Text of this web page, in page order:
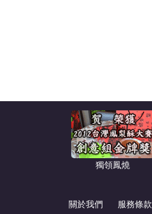
獨領鳳燒
關於我們 服務條款